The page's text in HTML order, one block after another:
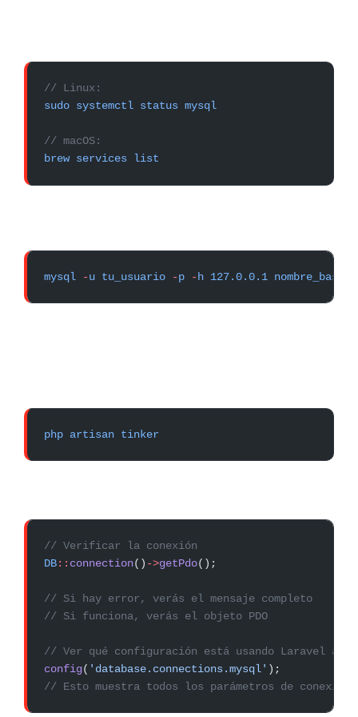
// Linux:
sudo systemctl status mysql
// macOS:
brew services list
mysql -u tu_usuario -p -h 127.0.0.1
php artisan tinker
// Verificar la conexión
DB:: connection() ->getPdo();
// Si hay error, verás el mensaje completo
// Si funciona, verás el objeto PDO
// Ver qué configuración está usando Laravel
config( 'database.connections.mysql' );
// Esto muestra todos los parámetros de conexión